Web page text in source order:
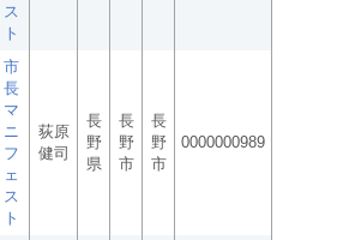
ス
ト
市
長
マ
ニ
フ
ェ
ス
ト
荻原
健司
長
野
県
長
野
市
長
野
市
0000000989